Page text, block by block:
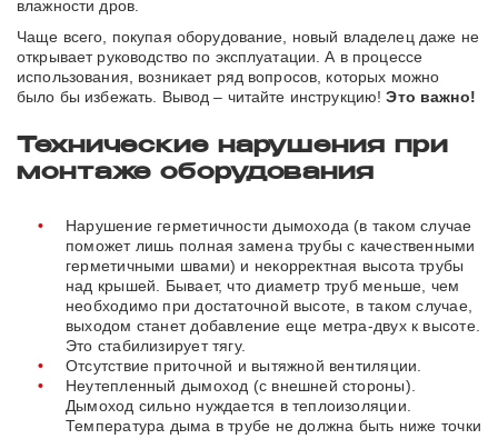
влажности дров.
Чаще всего, покупая оборудование, новый владелец даже не
открывает руководство по эксплуатации. А в процессе
использования, возникает ряд вопросов, которых можно
было бы избежать. Вывод – читайте инструкцию!Это важно!
Технические нарушения при
монтаже оборудования
Нарушение герметичности дымохода (в таком случае
поможет лишь полная замена трубы с качественными
герметичными швами) и некорректная высота трубы
над крышей. Бывает, что диаметр труб меньше, чем
необходимо при достаточной высоте, в таком случае,
выходом станет добавление еще метра-двух к высоте.
Это стабилизирует тягу.
Отсутствие приточной и вытяжной вентиляции.
Неутепленный дымоход (с внешней стороны).
Дымоход сильно нуждается в теплоизоляции.
Температура дыма в трубе не должна быть ниже точки